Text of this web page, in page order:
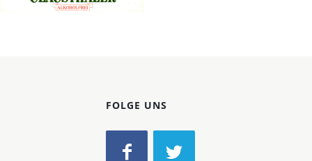
FOLGE UNS